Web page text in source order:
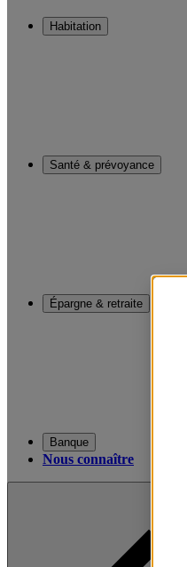
Habitation
Santé & prévoyance
Épargne & retraite
Banque
Nous connaître